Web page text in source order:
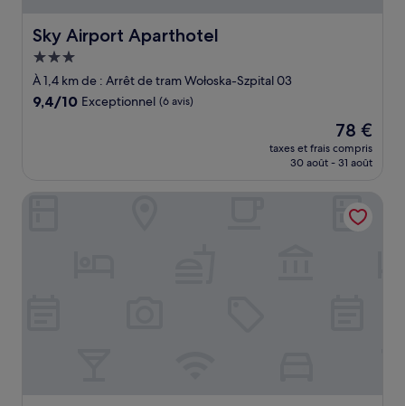
Sky Airport Aparthotel
Sky Airport Aparthotel
Hébergement
3.0 étoiles
À 1,4 km de : Arrêt de tram Wołoska-Szpital 03
9.4
9,4/10 Exceptionnel (6 avis)
Le
nouveau
prix
de
78 €
78 €
taxes et frais compris
30 août - 31 août